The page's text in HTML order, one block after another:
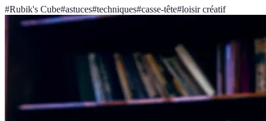
#Rubik's Cube#astuces#techniques#casse-tête#loisir créatif